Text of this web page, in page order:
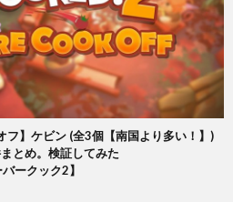
フ】ケビン (全3個【南国より多い！】)
とめ。検証してみた
ークック2】